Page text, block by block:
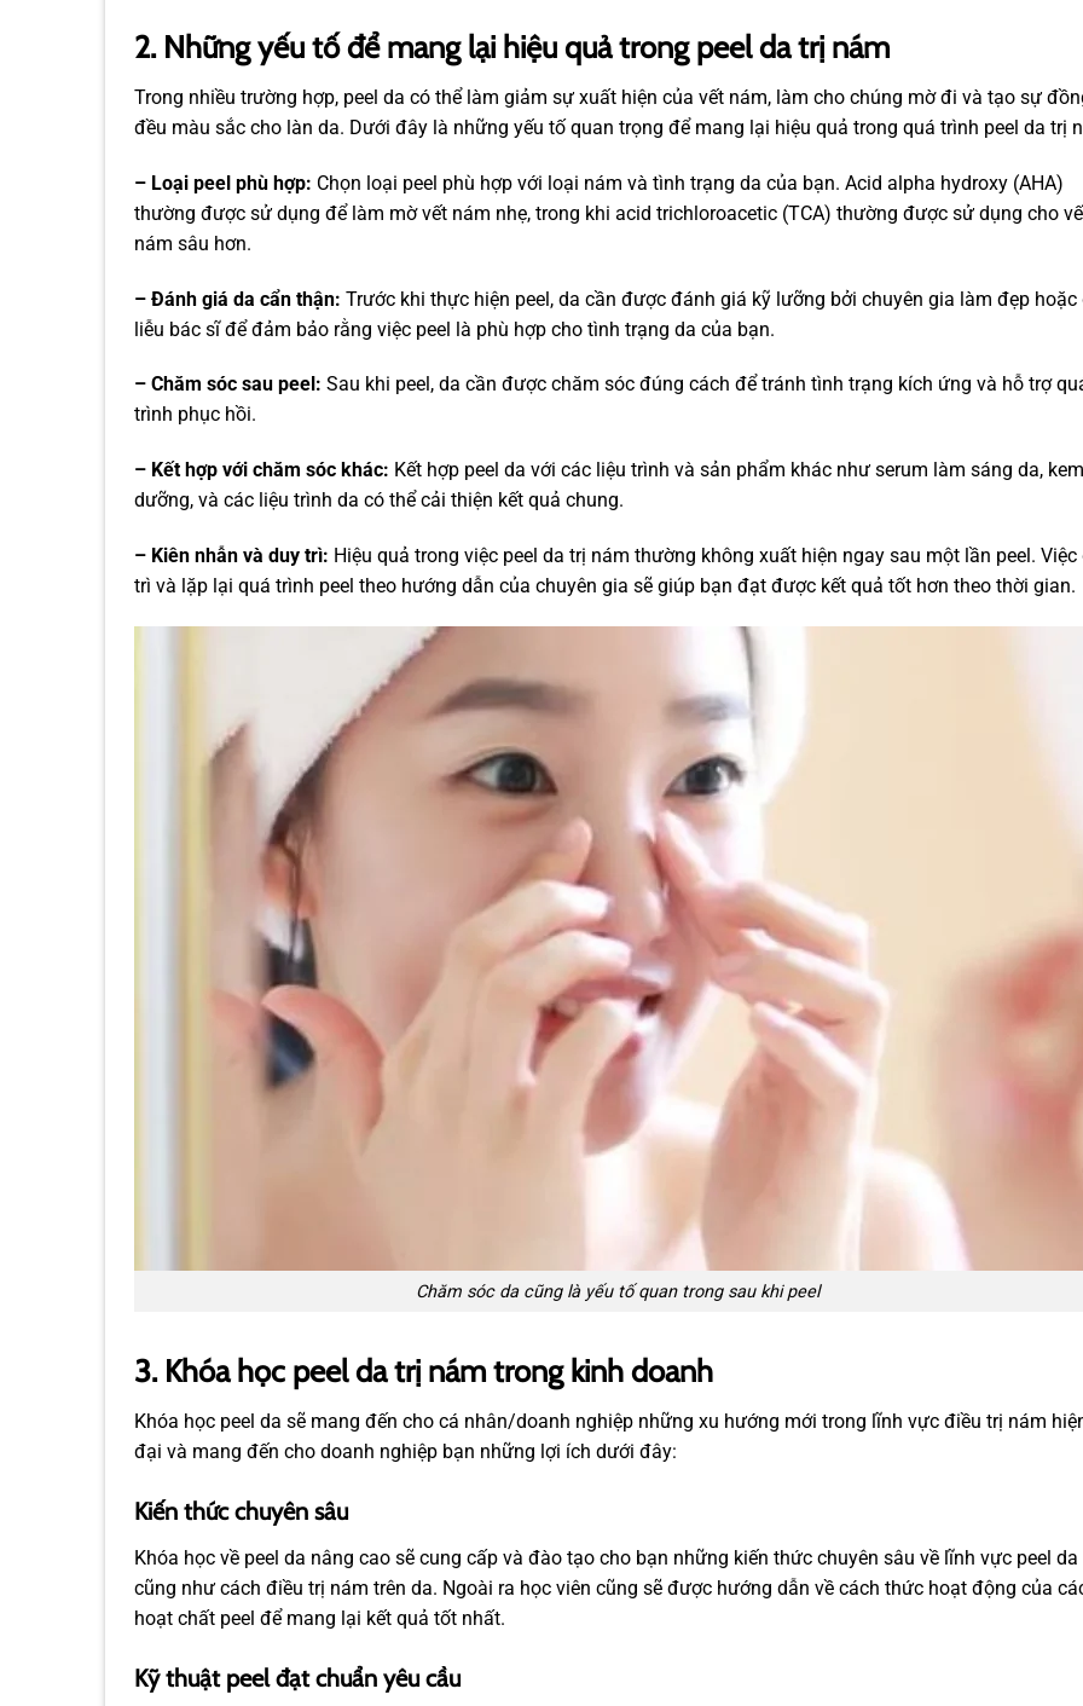
2. Những yếu tố để mang lại hiệu quả trong peel da trị nám
Trong nhiều trường hợp, peel da có thể làm giảm sự xuất hiện của vết nám, làm cho chúng mờ đi và tạo sự
đều màu sắc cho làn da. Dưới đây là những yếu tố quan trọng để mang lại hiệu quả trong quá trình peel da trị
– Loại peel phù hợp: Chọn loại peel phù hợp với loại nám và tình trạng da của bạn. Acid alpha hydroxy (AHA)
thường được sử dụng để làm mờ vết nám nhẹ, trong khi acid trichloroacetic (TCA) thường được sử dụng cho
nám sâu hơn.
– Đánh giá da cẩn thận: Trước khi thực hiện peel, da cần được đánh giá kỹ lưỡng bởi chuyên gia làm đẹp hoặc
liễu bác sĩ để đảm bảo rằng việc peel là phù hợp cho tình trạng da của bạn.
– Chăm sóc sau peel: Sau khi peel, da cần được chăm sóc đúng cách để tránh tình trạng kích ứng và hỗ trợ
trình phục hồi.
– Kết hợp với chăm sóc khác: Kết hợp peel da với các liệu trình và sản phẩm khác như serum làm sáng da, kem
dưỡng, và các liệu trình da có thể cải thiện kết quả chung.
– Kiên nhẫn và duy trì: Hiệu quả trong việc peel da trị nám thường không xuất hiện ngay sau một lần peel. Việc
trì và lặp lại quá trình peel theo hướng dẫn của chuyên gia sẽ giúp bạn đạt được kết quả tốt hơn theo thời gian.
Chăm sóc da cũng là yếu tố quan trong sau khi peel
3. Khóa học peel da trị nám trong kinh doanh
Khóa học peel da sẽ mang đến cho cá nhân/doanh nghiệp những xu hướng mới trong lĩnh vực điều trị nám
đại và mang đến cho doanh nghiệp bạn những lợi ích dưới đây:
Kiến thức chuyên sâu
Khóa học về peel da nâng cao sẽ cung cấp và đào tạo cho bạn những kiến thức chuyên sâu về lĩnh vực peel da
cũng như cách điều trị nám trên da. Ngoài ra học viên cũng sẽ được hướng dẫn về cách thức hoạt động của
hoạt chất peel để mang lại kết quả tốt nhất.
Kỹ thuật peel đạt chuẩn yêu cầu